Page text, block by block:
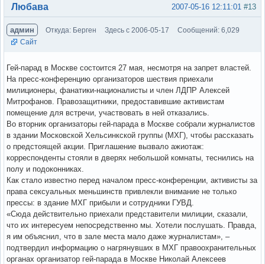
Вне форума #13
2007-05-16 12:11:01
Любава
админ Откуда: Берген Здесь с 2006-05-17
Сообщений: 6,029
Сайт
Гей-парад в Москве состоится 27 мая, несмотря на запрет властей.
На пресс-конференцию организаторов шествия приехали
милиционеры, фанатики-националисты и член ЛДПР Алексей
Митрофанов. Правозащитники, предоставившие активистам
помещение для встречи, участвовать в ней отказались.
Во вторник организаторы гей-парада в Москве собрали журналистов
в здании Московской Хельсинкской группы (МХГ), чтобы рассказать
о предстоящей акции. Приглашение вызвало ажиотаж:
корреспонденты стояли в дверях небольшой комнаты, теснились на
полу и подоконниках.
Как стало известно перед началом пресс-конференции, активисты за
права сексуальных меньшинств привлекли внимание не только
прессы: в здание МХГ прибыли и сотрудники ГУВД.
«Сюда действительно приехали представители милиции, сказали,
что их интересуем непосредственно мы. Хотели послушать. Правда,
я им объяснил, что в зале места мало даже журналистам», –
подтвердил информацию о нагрянувших в МХГ правоохранительных
органах организатор гей-парада в Москве Николай Алексеев